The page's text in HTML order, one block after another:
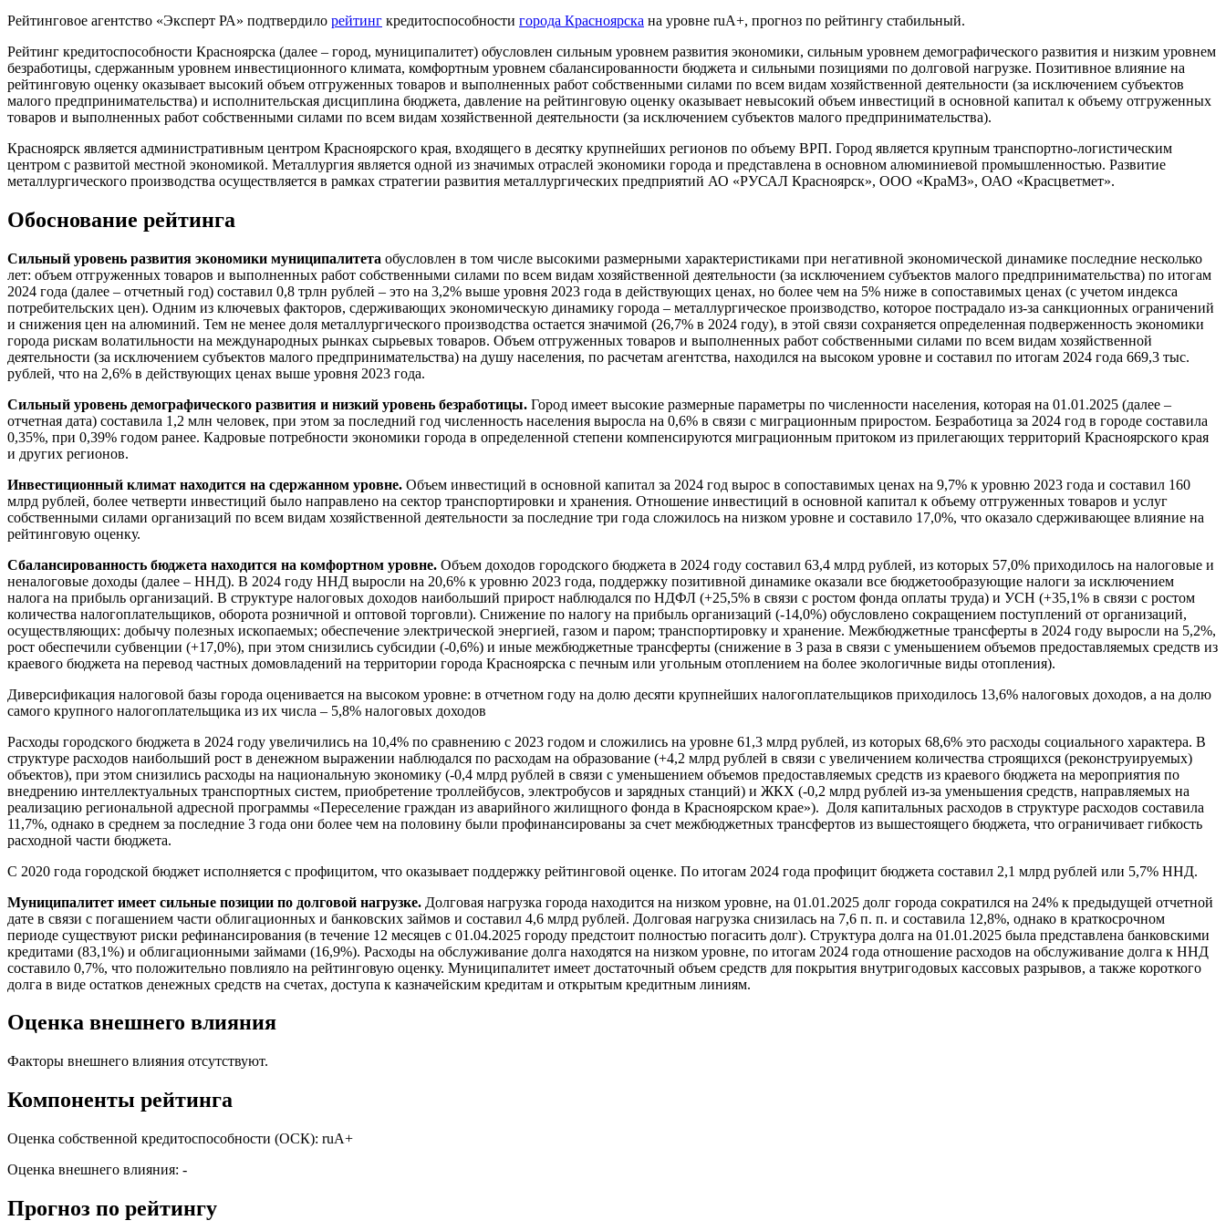
Рейтинговое агентство «Эксперт РА» подтвердило рейтинг кредитоспособности города Красноярска на уровне ruА+, прогноз по рейтингу стабильный.
Рейтинг кредитоспособности Красноярска (далее – город, муниципалитет) обусловлен сильным уровнем развития экономики, сильным уровнем демографического развития и низким уровнем
безработицы, сдержанным уровнем инвестиционного климата, комфортным уровнем сбалансированности бюджета и сильными позициями по долговой нагрузке. Позитивное влияние на
рейтинговую оценку оказывает высокий объем отгруженных товаров и выполненных работ собственными силами по всем видам хозяйственной деятельности (за исключением субъектов
малого предпринимательства) и исполнительская дисциплина бюджета, давление на рейтинговую оценку оказывает невысокий объем инвестиций в основной капитал к объему отгруженных
товаров и выполненных работ собственными силами по всем видам хозяйственной деятельности (за исключением субъектов малого предпринимательства).
Красноярск является административным центром Красноярского края, входящего в десятку крупнейших регионов по объему ВРП. Город является крупным транспортно-логистическим
центром с развитой местной экономикой. Металлургия является одной из значимых отраслей экономики города и представлена в основном алюминиевой промышленностью. Развитие
металлургического производства осуществляется в рамках стратегии развития металлургических предприятий АО «РУСАЛ Красноярск», ООО «КраМЗ», ОАО «Красцветмет».
Обоснование рейтинга
Сильный уровень развития экономики муниципалитета обусловлен в том числе высокими размерными характеристиками при негативной экономической динамике последние несколько
лет: объем отгруженных товаров и выполненных работ собственными силами по всем видам хозяйственной деятельности (за исключением субъектов малого предпринимательства) по итогам
2024 года (далее – отчетный год) составил 0,8 трлн рублей – это на 3,2% выше уровня 2023 года в действующих ценах, но более чем на 5% ниже в сопоставимых ценах (с учетом индекса
потребительских цен). Одним из ключевых факторов, сдерживающих экономическую динамику города – металлургическое производство, которое пострадало из-за санкционных ограничений
и снижения цен на алюминий. Тем не менее доля металлургического производства остается значимой (26,7% в 2024 году), в этой связи сохраняется определенная подверженность экономики
города рискам волатильности на международных рынках сырьевых товаров. Объем отгруженных товаров и выполненных работ собственными силами по всем видам хозяйственной
деятельности (за исключением субъектов малого предпринимательства) на душу населения, по расчетам агентства, находился на высоком уровне и составил по итогам 2024 года 669,3 тыс.
рублей, что на 2,6% в действующих ценах выше уровня 2023 года.
Сильный уровень демографического развития и низкий уровень безработицы. Город имеет высокие размерные параметры по численности населения, которая на 01.01.2025 (далее –
отчетная дата) составила 1,2 млн человек, при этом за последний год численность населения выросла на 0,6% в связи с миграционным приростом. Безработица за 2024 год в городе составила
0,35%, при 0,39% годом ранее. Кадровые потребности экономики города в определенной степени компенсируются миграционным притоком из прилегающих территорий Красноярского края
и других регионов.
Инвестиционный климат находится на сдержанном уровне. Объем инвестиций в основной капитал за 2024 год вырос в сопоставимых ценах на 9,7% к уровню 2023 года и составил 160
млрд рублей, более четверти инвестиций было направлено на сектор транспортировки и хранения. Отношение инвестиций в основной капитал к объему отгруженных товаров и услуг
собственными силами организаций по всем видам хозяйственной деятельности за последние три года сложилось на низком уровне и составило 17,0%, что оказало сдерживающее влияние на
рейтинговую оценку.
Сбалансированность бюджета находится на комфортном уровне. Объем доходов городского бюджета в 2024 году составил 63,4 млрд рублей, из которых 57,0% приходилось на налоговые и
неналоговые доходы (далее – ННД). В 2024 году ННД выросли на 20,6% к уровню 2023 года, поддержку позитивной динамике оказали все бюджетообразующие налоги за исключением
налога на прибыль организаций. В структуре налоговых доходов наибольший прирост наблюдался по НДФЛ (+25,5% в связи с ростом фонда оплаты труда) и УСН (+35,1% в связи с ростом
количества налогоплательщиков, оборота розничной и оптовой торговли). Снижение по налогу на прибыль организаций (-14,0%) обусловлено сокращением поступлений от организаций,
осуществляющих: добычу полезных ископаемых; обеспечение электрической энергией, газом и паром; транспортировку и хранение. Межбюджетные трансферты в 2024 году выросли на 5,2%,
рост обеспечили субвенции (+17,0%), при этом снизились субсидии (-0,6%) и иные межбюджетные трансферты (снижение в 3 раза в связи с уменьшением объемов предоставляемых средств из
краевого бюджета на перевод частных домовладений на территории города Красноярска с печным или угольным отоплением на более экологичные виды отопления).
Диверсификация налоговой базы города оценивается на высоком уровне: в отчетном году на долю десяти крупнейших налогоплательщиков приходилось 13,6% налоговых доходов, а на долю
самого крупного налогоплательщика из их числа – 5,8% налоговых доходов
Расходы городского бюджета в 2024 году увеличились на 10,4% по сравнению с 2023 годом и сложились на уровне 61,3 млрд рублей, из которых 68,6% это расходы социального характера. В
структуре расходов наибольший рост в денежном выражении наблюдался по расходам на образование (+4,2 млрд рублей в связи с увеличением количества строящихся (реконструируемых)
объектов), при этом снизились расходы на национальную экономику (-0,4 млрд рублей в связи с уменьшением объемов предоставляемых средств из краевого бюджета на мероприятия по
внедрению интеллектуальных транспортных систем, приобретение троллейбусов, электробусов и зарядных станций) и ЖКХ (-0,2 млрд рублей из-за уменьшения средств, направляемых на
реализацию региональной адресной программы «Переселение граждан из аварийного жилищного фонда в Красноярском крае»). Доля капитальных расходов в структуре расходов составила
11,7%, однако в среднем за последние 3 года они более чем на половину были профинансированы за счет межбюджетных трансфертов из вышестоящего бюджета, что ограничивает гибкость
расходной части бюджета.
С 2020 года городской бюджет исполняется с профицитом, что оказывает поддержку рейтинговой оценке. По итогам 2024 года профицит бюджета составил 2,1 млрд рублей или 5,7% ННД.
Муниципалитет имеет сильные позиции по долговой нагрузке. Долговая нагрузка города находится на низком уровне, на 01.01.2025 долг города сократился на 24% к предыдущей отчетной
дате в связи с погашением части облигационных и банковских займов и составил 4,6 млрд рублей. Долговая нагрузка снизилась на 7,6 п. п. и составила 12,8%, однако в краткосрочном
периоде существуют риски рефинансирования (в течение 12 месяцев с 01.04.2025 городу предстоит полностью погасить долг). Структура долга на 01.01.2025 была представлена банковскими
кредитами (83,1%) и облигационными займами (16,9%). Расходы на обслуживание долга находятся на низком уровне, по итогам 2024 года отношение расходов на обслуживание долга к ННД
составило 0,7%, что положительно повлияло на рейтинговую оценку. Муниципалитет имеет достаточный объем средств для покрытия внутригодовых кассовых разрывов, а также короткого
долга в виде остатков денежных средств на счетах, доступа к казначейским кредитам и открытым кредитным линиям.
Оценка внешнего влияния
Факторы внешнего влияния отсутствуют.
Компоненты рейтинга
Оценка собственной кредитоспособности (ОСК): ruА+
Оценка внешнего влияния: -
Прогноз по рейтингу